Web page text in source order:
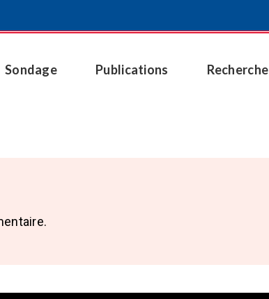
Sondage Publications Recherche